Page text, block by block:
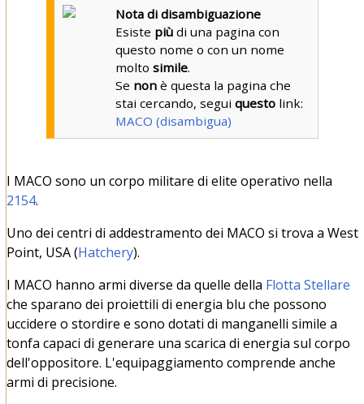
Nota di disambiguazione
Esiste più di una pagina con
questo nome o con un nome
moltosimile.
Se non è questa la pagina che
stai cercando, seguiquesto link:
MACO (disambigua)
I MACO sono un corpo militare di elite operativo nella
2154.
Uno dei centri di addestramento dei MACO si trova a West
Point, USA (Hatchery).
I MACO hanno armi diverse da quelle della Flotta Stellare
che sparano dei proiettili di energia blu che possono
uccidere o stordire e sono dotati di manganelli simile a
tonfa capaci di generare una scarica di energia sul corpo
dell'oppositore. L'equipaggiamento comprende anche
armi di precisione.